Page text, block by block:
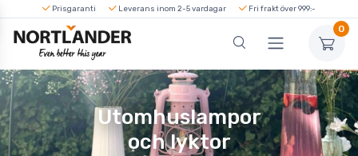
Prisgaranti Leverans inom 2-5 vardagar Fri frakt över 999:-
0
Utomhuslampor
och lyktor